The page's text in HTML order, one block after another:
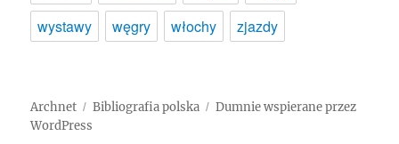
wystawy
węgry włochy zjazdy
Archnet Bibliografia polska
Dumnie wspierane przez
WordPress